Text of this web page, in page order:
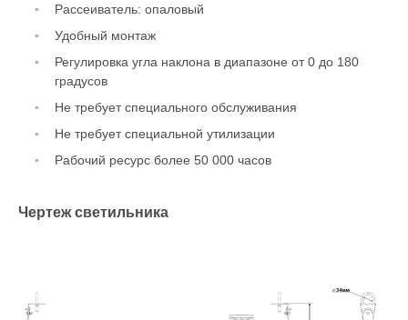
Рассеиватель: опаловый
Удобный монтаж
Регулировка угла наклона в диапазоне от 0 до 180
градусов
Не требует специального обслуживания
Не требует специальной утилизации
Рабочий ресурс более 50 000 часов
Чертеж светильника